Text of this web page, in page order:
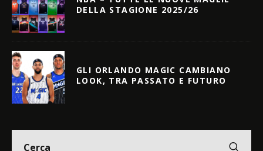
DELLA STAGIONE 2025/26
GLI ORLANDO MAGIC CAMBIANO
LOOK, TRA PASSATO E FUTURO